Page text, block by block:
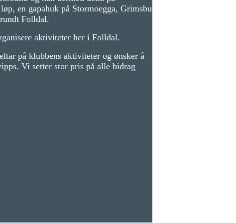
en gapahuk på Stormoegga, Grimsbu
Folldal.
aktiviteter her i Folldal.
på klubbens aktiviteter og ønsker å
Vi setter stor pris på alle bidrag